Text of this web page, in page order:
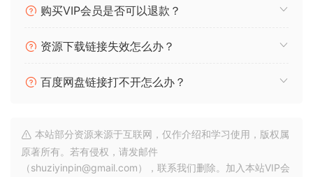
Intel Core™ i3 / Apple® M1 处理器或更高版本；
PreSonus 屡获殊荣的 Studio One 平台打造，融合了备受赞誉
比以往任何时候都更加快捷、更具灵感、更加紧密相连。
从最初的即兴演奏到最终的混音，Fender Studio Pro 助力音乐
购买VIP会员是否可以退款？
资源下载链接失效怎么办？
百度网盘链接打不开怎么办？
本站部分资源来源于互联网，仅作介绍和学习使用，版权属
原著所有。若有侵权，请发邮件
（shuziyinpin@gmail.com），联系我们删除。加入本站VIP会